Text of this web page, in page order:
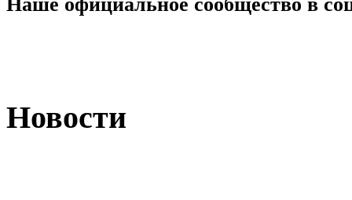
Наше официальное сообщество в
Новости